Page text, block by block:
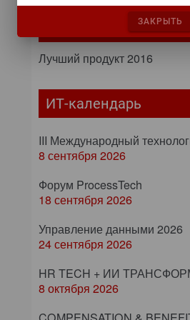
Самое читаемое
Лучший продукт 2016
ИТ-календарь
III Международный
8 сентября 2026
Форум ProcessTech
18 сентября 2026
Управление данными 2026
24 сентября 2026
HR TECH + ИИ
8 октября 2026
ЗАКРЫТЬ